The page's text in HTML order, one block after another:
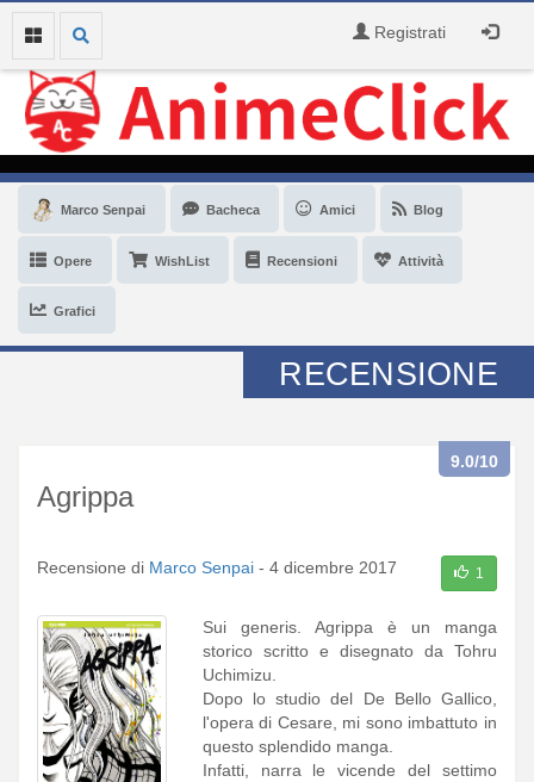
Registrati
Marco Senpai Bacheca Amici Blog
Opere WishList Recensioni Attività
Grafici
RECENSIONE
Agrippa
9.0/10
Recensione di Marco Senpai - 4 dicembre 2017 1
Sui generis. Agrippa è un manga
storico scritto e disegnato da Tohru
Uchimizu.
Dopo lo studio del De Bello Gallico,
l'opera di Cesare, mi sono imbattuto in
questo splendido manga.
Infatti, narra le vicende del settimo